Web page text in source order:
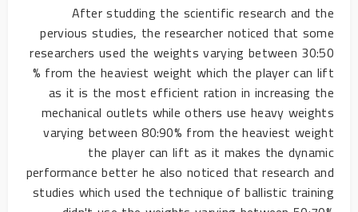
After studding the scientific research and the
pervious studies, the researcher noticed that some
researchers used the weights varying between 30:50
% from the heaviest weight which the player can lift
as it is the most efficient ration in increasing the
mechanical outlets while others use heavy weights
varying between 80:90% from the heaviest weight
the player can lift as it makes the dynamic
performance better he also noticed that research and
studies which used the technique of ballistic training